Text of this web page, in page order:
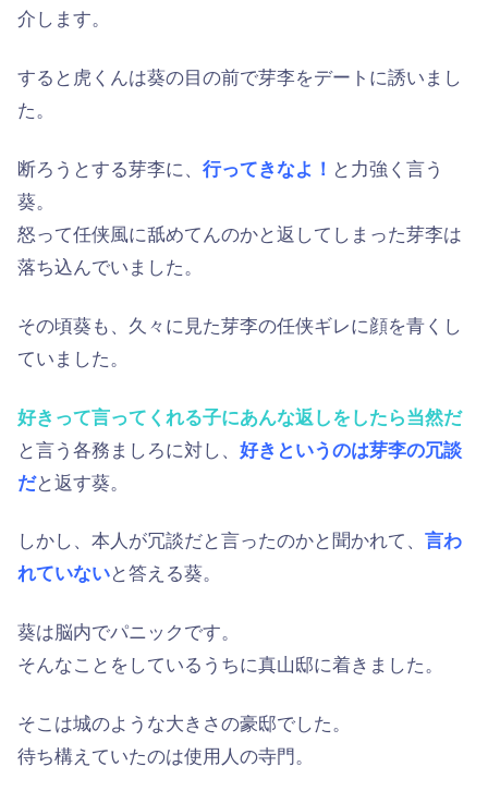
介します。
すると虎くんは葵の目の前で芽李をデートに誘いまし
た。
断ろうとする芽李に、 行ってきなよ！ と力強く言う
葵。
怒って任侠風に舐めてんのかと返してしまった芽李は
落ち込んでいました。
その頃葵も、久々に見た芽李の任侠ギレに顔を青くし
ていました。
好きって言ってくれる子にあんな返しをしたら当然だ
と言う各務ましろに対し、 好きというのは芽李の冗談
だと返す葵。
しかし、本人が冗談だと言ったのかと聞かれて、 言わ
れていないと答える葵。
葵は脳内でパニックです。
そんなことをしているうちに真山邸に着きました。
そこは城のような大きさの豪邸でした。
待ち構えていたのは使用人の寺門。